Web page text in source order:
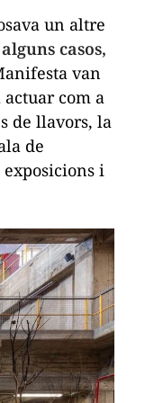
un altre
casos,
van
com a
de llavors, la
de
i